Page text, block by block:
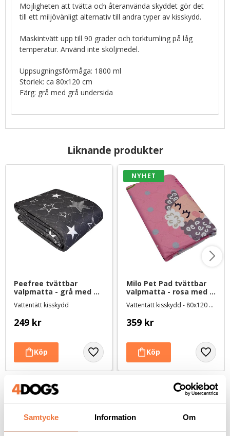
Samtycke Information Om
Möjligheten att tvätta och återanvända skyddet gör det
till ett miljövänligt alternativ till andra typer av kisskydd.
Maskintvätt upp till 90 grader och torktumling på låg
temperatur. Använd inte sköljmedel.
Uppsugningsförmåga: 1800 ml
Storlek: ca 80x120 cm
Färg: grå med grå undersida
Liknande produkter
Peefree tvättbar
valpmatta - grå med
vita stjärnor - 70x50 cm
Vattentätt kisskydd
249 kr
Milo Pet Pad tvättbar
valpmatta - rosa med
Vattentätt kisskydd - 80x120 cm
359 kr
NYHET